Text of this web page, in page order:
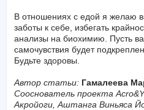
В отношениях с едой я желаю
заботы к себе, избегать
анализы на биохимию. Пусть
самочувствия будет
Будьте здоровы.
Автор статьи: Гамалеева
Сооснователь проекта
Акройоги, Аштанга Виньяса